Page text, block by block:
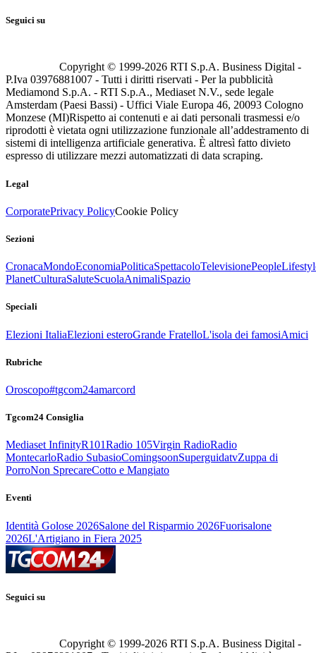
Seguici su
Copyright © 1999-2026 RTI S.p.A. Business Digital -
P.Iva 03976881007 - Tutti i diritti riservati - Per la pubblicità
Mediamond S.p.A. - RTI S.p.A., Mediaset N.V., sede legale
Amsterdam (Paesi Bassi) - Uffici Viale Europa 46, 20093 Cologno
Monzese (MI)Rispetto ai contenuti e ai dati personali trasmessi e/o
riprodotti è vietata ogni utilizzazione funzionale all’addestramento di
sistemi di intelligenza artificiale generativa. È altresì fatto divieto
espresso di utilizzare mezzi automatizzati di data scraping.
Legal
CorporatePrivacy PolicyCookie Policy
Sezioni
CronacaMondoEconomiaPoliticaSpettacoloTelevisionePeople
PlanetCulturaSaluteScuolaAnimaliSpazio
Speciali
Elezioni ItaliaElezioni esteroGrande FratelloL'isola dei famosiAmici
Rubriche
Oroscopo#tgcom24amarcord
Tgcom24 Consiglia
Mediaset InfinityR101Radio 105Virgin RadioRadio
MontecarloRadio SubasioComingsoonSuperguidatvZuppa di
PorroNon SprecareCotto e Mangiato
Eventi
Identità Golose 2026Salone del Risparmio 2026Fuorisalone
2026L'Artigiano in Fiera 2025
Seguici su
Copyright © 1999-2026 RTI S.p.A. Business Digital -